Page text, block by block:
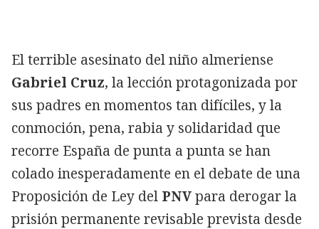
El terrible asesinato del niño almeriense
Gabriel Cruz, la lección protagonizada por
sus padres en momentos tan difíciles, y la
conmoción, pena, rabia y solidaridad que
recorre España de punta a punta se han
colado inesperadamente en el debate de una
Proposición de Ley del PNVpara derogar la
prisión permanente revisable prevista desde